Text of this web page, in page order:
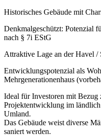
Historisches Gebäude mit
Denkmalgeschützt: Potenzial
nach § 7i EStG
Attraktive Lage an der Havel /
Entwicklungspotenzial als
Mehrgenerationenhaus
Ideal für Investoren mit
Projektentwicklung im
Umland.
Das Gebäude weist diverse
saniert werden.